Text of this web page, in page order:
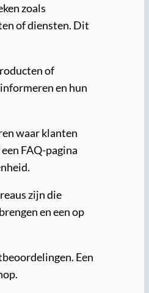
zoals
of diensten. Dit
of
en hun
waar klanten
FAQ-pagina
zijn die
en een op
Een